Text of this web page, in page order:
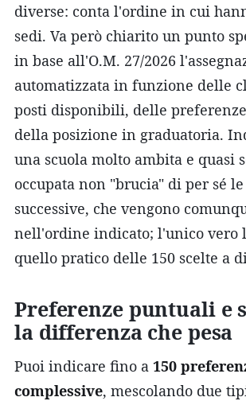
diverse: conta l'ordine in cui
sedi. Va però chiarito un punto
in base all'O.M. 27/2026
automatizzata in funzione delle
posti disponibili, delle preferenze
della posizione in graduatoria.
una scuola molto ambita e quasi
occupata non "brucia" di per sé
successive, che vengono
nell'ordine indicato; l'unico vero
quello pratico delle 150 scelte a
Preferenze puntuali e
la differenza che pesa
Puoi indicare fino a 150
complessive, mescolando due